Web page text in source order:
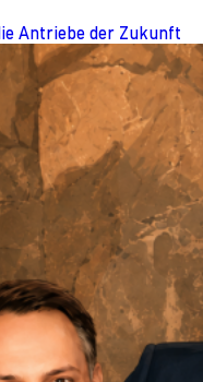
Antriebe der Zukunft